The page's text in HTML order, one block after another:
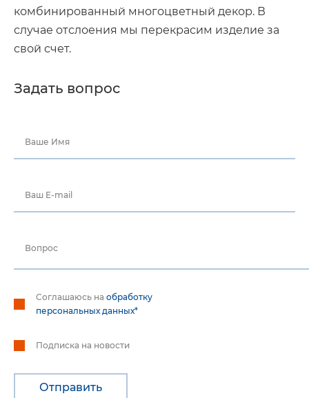
комбинированный многоцветный декор. В
случае отслоения мы перекрасим изделие за
свой счет.
Задать вопрос
Ваше Имя
Ваш E-mail
Вопрос
Соглашаюсь на обработку
персональных данных*
Подписка на новости